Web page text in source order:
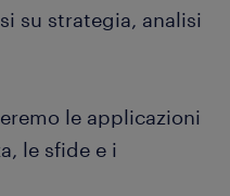
su strategia, analisi
le applicazioni
le sfide e i